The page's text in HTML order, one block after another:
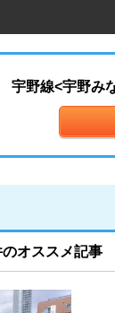
宇野線<宇野み
オススメ記事